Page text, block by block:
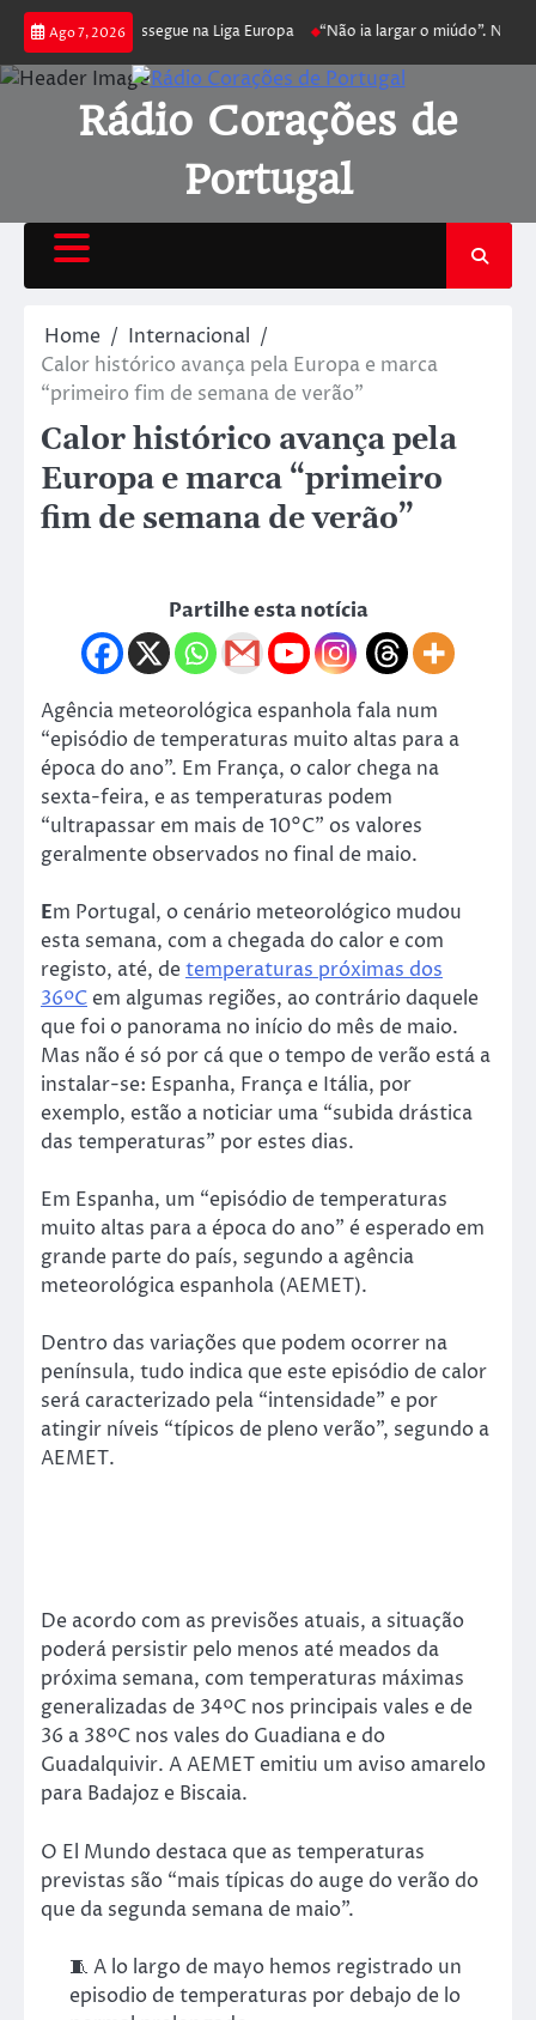
Ago 7, 2026
joga poker e prossegue na Liga Europa “Não ia largar o miúdo”.
Rádio Corações de
Portugal
Home
Internacional
Calor histórico avança pela Europa e marca
“primeiro fim de semana de verão”
Calor histórico avança pela
Europa e marca “primeiro
fim de semana de verão”
Partilhe esta notícia
Agência meteorológica espanhola fala num
“episódio de temperaturas muito altas para a
época do ano”. Em França, o calor chega na
sexta-feira, e as temperaturas podem
“ultrapassar em mais de 10°C” os valores
geralmente observados no final de maio.
Em Portugal, o cenário meteorológico mudou
esta semana, com a chegada do calor e com
registo, até, detemperaturas próximas dos
36ºC em algumas regiões, ao contrário daquele
que foi o panorama no início do mês de maio.
Mas não é só por cá que o tempo de verão está a
instalar-se: Espanha, França e Itália, por
exemplo, estão a noticiar uma “subida drástica
das temperaturas” por estes dias.
Em Espanha, um “episódio de temperaturas
muito altas para a época do ano” é esperado em
grande parte do país, segundo a agência
meteorológica espanhola (AEMET).
Dentro das variações que podem ocorrer na
península, tudo indica que este episódio de calor
será caracterizado pela “intensidade” e por
atingir níveis “típicos de pleno verão”, segundo a
AEMET.
De acordo com as previsões atuais, a situação
poderá persistir pelo menos até meados da
próxima semana, com temperaturas máximas
generalizadas de 34ºC nos principais vales e de
36 a 38ºC nos vales do Guadiana e do
Guadalquivir. A AEMET emitiu um aviso amarelo
para Badajoz e Biscaia.
O El Mundo destaca que as temperaturas
previstas são “mais típicas do auge do verão do
que da segunda semana de maio”.
🧵 A lo largo de mayo hemos registrado un
episodio de temperaturas por debajo de lo